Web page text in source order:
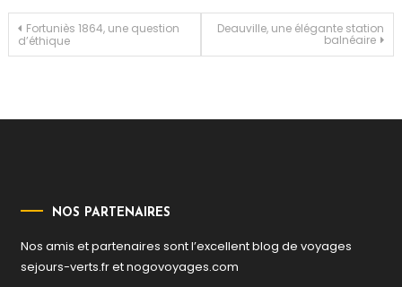
Navigation
l’article
Fortuniès 1864, une question
d’éthique
Deauville, une élégante station
balnéaire
NOS PARTENAIRES
Nos amis et partenaires sont l’excellent blog de voyages
sejours-verts.fretnogovoyages.com